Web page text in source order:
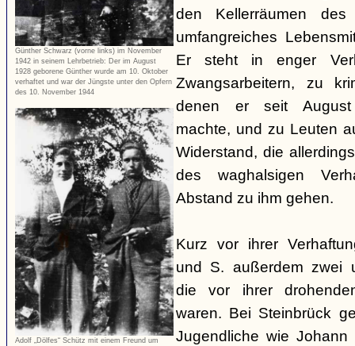
Günther Schwarz (vorne links) im November
1942 in seinem Lehrbetrieb: Der im August
1928 geborene Günther wurde am 10. Oktober
verhaftet und war der Jüngste unter den Opfern
des 10. November 1944
Adolf „Dölfes“ Schütz mit einem Freund um
den Kellerräumen
umfangreiches
Er steht in enger
Zwangsarbeitern, zu
denen er seit August
machte, und zu Leuten
Widerstand, die
des waghalsigen
Abstand zu ihm gehen.
Kurz vor ihrer
und S. außerdem zwei
die vor ihrer
waren. Bei Steinbrück
Jugendliche wie Johann